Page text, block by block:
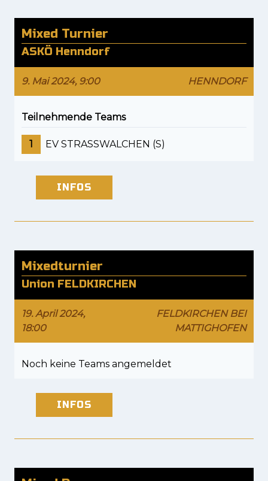
Mixed Turnier
ASKÖ Henndorf
9. Mai 2024, 9:00 HENNDORF
Teilnehmende Teams
1 EV STRASSWALCHEN (S)
INFOS
Mixedturnier
Union FELDKIRCHEN
19. April 2024,
18:00
FELDKIRCHEN BEI
MATTIGHOFEN
Noch keine Teams angemeldet
INFOS